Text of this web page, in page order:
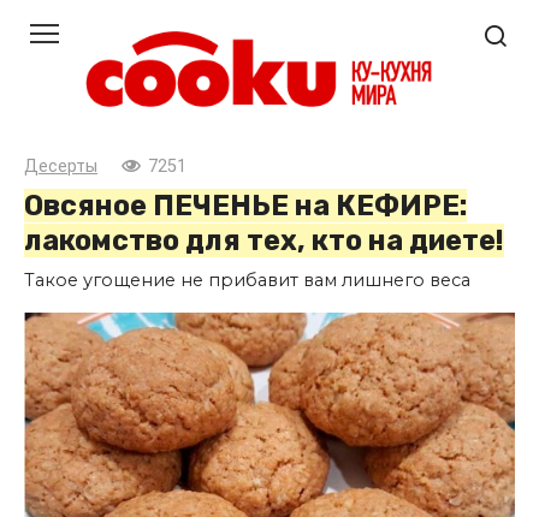
контенту
Десерты 7251
Овсяное ПЕЧЕНЬЕ на КЕФИРЕ:
лакомство для тех, кто на диете!
Такое угощение не прибавит вам лишнего веса